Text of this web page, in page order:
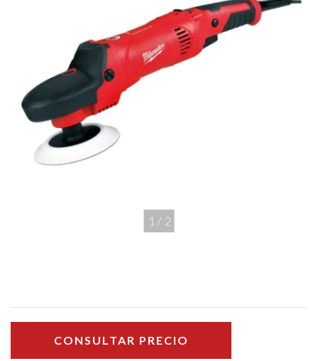
1 / 2